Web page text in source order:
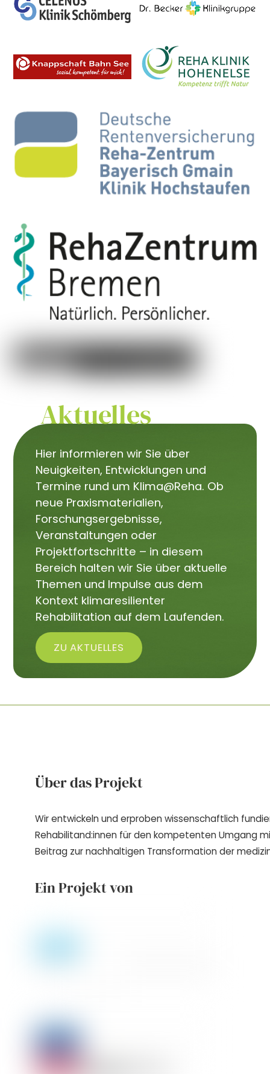
Aktuelles
Hier informieren wir Sie über
Neuigkeiten, Entwicklungen und
Termine rund um Klima@Reha. Ob
neue Praxismaterialien,
Forschungsergebnisse,
Veranstaltungen oder
Projektfortschritte – in diesem
Bereich halten wir Sie über aktuelle
Themen und Impulse aus dem
Kontext klimaresilienter
Rehabilitation auf dem Laufenden.
ZU AKTUELLES
Über das Projekt
Wir entwickeln und erproben wissenschaftlich
Rehabilitand:innen für den kompetenten Umgang
Beitrag zur nachhaltigen Transformation der
Ein Projekt von